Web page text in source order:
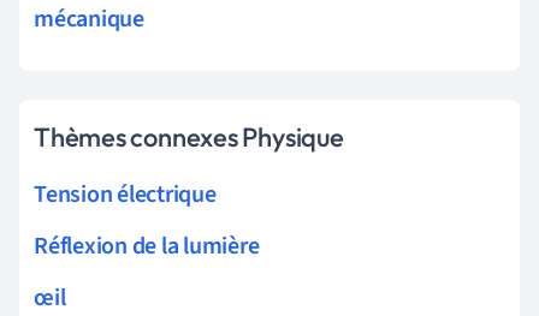
mécanique
Thèmes connexes Physique
Tension électrique
Réflexion de la lumière
œil